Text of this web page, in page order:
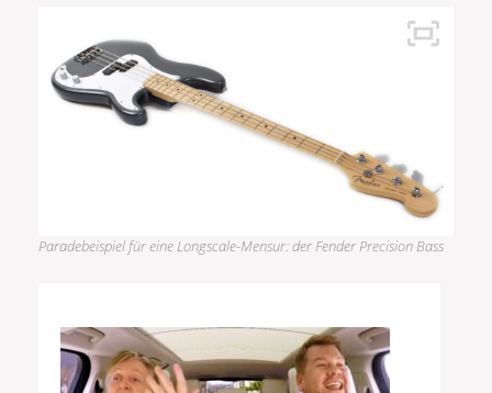
Paradebeispiel für eine Longscale-Mensur: der Fender Precision Bass